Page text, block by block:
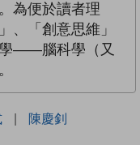
為便於讀者理
、「創意思維」
學——腦科學（又
| 陳慶釗